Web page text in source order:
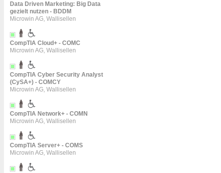
Data Driven Marketing: Big Data
gezielt nutzen - BDDM
Microwin AG, Wallisellen
CompTIA Cloud+ - COMC
Microwin AG, Wallisellen
CompTIA Cyber Security Analyst
(CySA+) - COMCY
Microwin AG, Wallisellen
CompTIA Network+ - COMN
Microwin AG, Wallisellen
CompTIA Server+ - COMS
Microwin AG, Wallisellen